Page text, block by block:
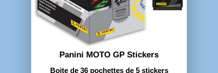
Panini MOTO GP Stickers
Boite de 36 pochettes de 5 stickers